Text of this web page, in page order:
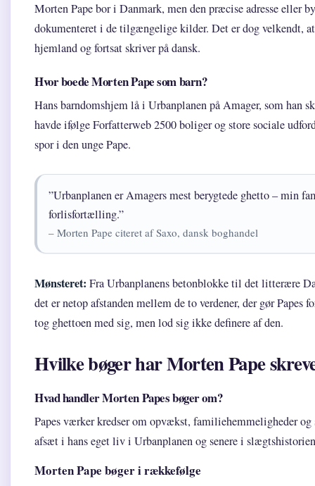
Morten Pape bor i Danmark, men den præcise adresse eller
dokumenteret i de tilgængelige kilder. Det er dog velkendt,
hjemland og fortsat skriver på dansk.
Hvor boede Morten Pape som barn?
Hans barndomshjem lå i Urbanplanen på Amager, som han
havde ifølge Forfatterweb 2500 boliger og store sociale
spor i den unge Pape.
”Urbanplanen er Amagers mest berygtede ghetto – min
forlisfortælling.”
– Morten Pape citeret af Saxo, dansk boghandel
Mønsteret: Fra Urbanplanens betonblokke til det litterære
det er netop afstanden mellem de to verdener, der gør Papes
tog ghettoen med sig, men lod sig ikke definere af den.
Hvilke bøger har Morten Pape
Hvad handler Morten Papes bøger om?
Papes værker kredser om opvækst, familiehemmeligheder
afsæt i hans eget liv i Urbanplanen og senere i
Morten Pape bøger i rækkefølge